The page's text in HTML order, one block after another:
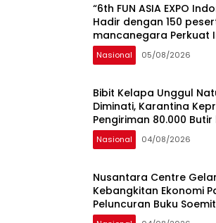
“6th FUN ASIA EXPO
Hadir dengan 150
mancanegara Perkuat
Rekreasi dan Ekosistem
Tanah Air
Nasional 05/08/2026
Bibit Kelapa Unggul
Diminati, Karantina
Pengiriman 80.000 Butir
Nasional 04/08/2026
Nusantara Centre
Kebangkitan Ekonomi
Peluncuran Buku
Djojohadikusumo Anti